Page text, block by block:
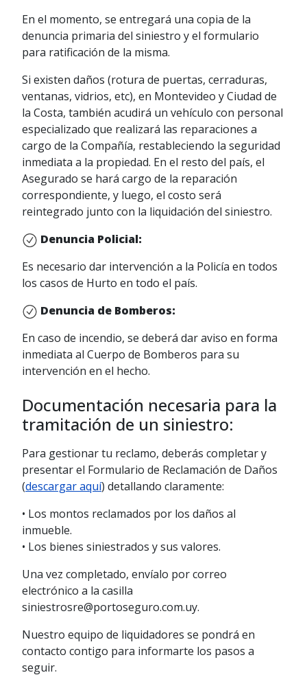
En el momento, se entregará una copia de la
denuncia primaria del siniestro y el formulario
para ratificación de la misma.
Si existen daños (rotura de puertas, cerraduras,
ventanas, vidrios, etc), en Montevideo y Ciudad de
la Costa, también acudirá un vehículo con personal
especializado que realizará las reparaciones a
cargo de la Compañía, restableciendo la seguridad
inmediata a la propiedad. En el resto del país, el
Asegurado se hará cargo de la reparación
correspondiente, y luego, el costo será
reintegrado junto con la liquidación del siniestro.
Denuncia Policial:
Es necesario dar intervención a la Policía en todos
los casos de Hurto en todo el país.
Denuncia de Bomberos:
En caso de incendio, se deberá dar aviso en forma
inmediata al Cuerpo de Bomberos para su
intervención en el hecho.
Documentación necesaria para la
tramitación de un siniestro:
Para gestionar tu reclamo, deberás completar y
presentar el Formulario de Reclamación de Daños
(descargar aquí) detallando claramente:
• Los montos reclamados por los daños al
inmueble.
• Los bienes siniestrados y sus valores.
Una vez completado, envíalo por correo
electrónico a la casilla
siniestrosre@portoseguro.com.uy.
Nuestro equipo de liquidadores se pondrá en
contacto contigo para informarte los pasos a
seguir.